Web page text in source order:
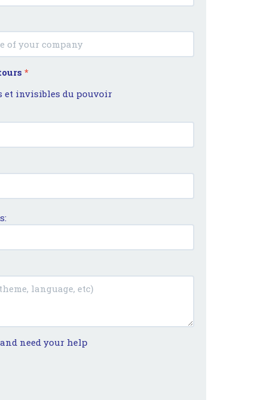
*
et invisibles du pouvoir
need your help